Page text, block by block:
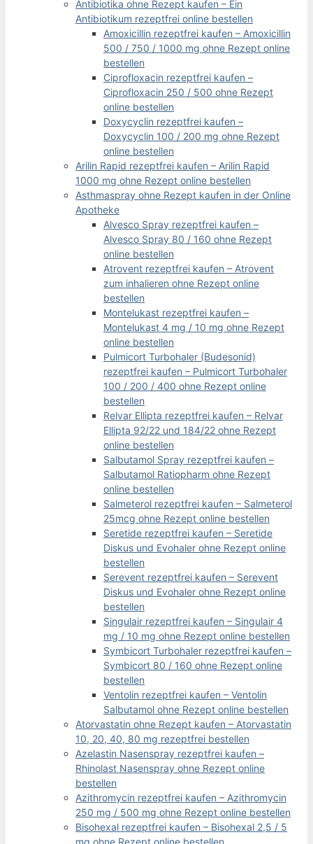
Antibiotika ohne Rezept kaufen – Ein
Antibiotikum rezeptfrei online bestellen
Amoxicillin rezeptfrei kaufen – Amoxicillin
500 / 750 / 1000 mg ohne Rezept online
bestellen
Ciprofloxacin rezeptfrei kaufen –
Ciprofloxacin 250 / 500 ohne Rezept
online bestellen
Doxycyclin rezeptfrei kaufen –
Doxycyclin 100 / 200 mg ohne Rezept
online bestellen
Arilin Rapid rezeptfrei kaufen – Arilin Rapid
1000 mg ohne Rezept online bestellen
Asthmaspray ohne Rezept kaufen in der Online
Apotheke
Alvesco Spray rezeptfrei kaufen –
Alvesco Spray 80 / 160 ohne Rezept
online bestellen
Atrovent rezeptfrei kaufen – Atrovent
zum inhalieren ohne Rezept online
bestellen
Montelukast rezeptfrei kaufen –
Montelukast 4 mg / 10 mg ohne Rezept
online bestellen
Pulmicort Turbohaler (Budesonid)
rezeptfrei kaufen – Pulmicort Turbohaler
100 / 200 / 400 ohne Rezept online
bestellen
Relvar Ellipta rezeptfrei kaufen – Relvar
Ellipta 92/22 und 184/22 ohne Rezept
online bestellen
Salbutamol Spray rezeptfrei kaufen –
Salbutamol Ratiopharm ohne Rezept
online bestellen
Salmeterol rezeptfrei kaufen – Salmeterol
25mcg ohne Rezept online bestellen
Seretide rezeptfrei kaufen – Seretide
Diskus und Evohaler ohne Rezept online
bestellen
Serevent rezeptfrei kaufen – Serevent
Diskus und Evohaler ohne Rezept online
bestellen
Singulair rezeptfrei kaufen – Singulair 4
mg / 10 mg ohne Rezept online bestellen
Symbicort Turbohaler rezeptfrei kaufen –
Symbicort 80 / 160 ohne Rezept online
bestellen
Ventolin rezeptfrei kaufen – Ventolin
Salbutamol ohne Rezept online bestellen
Atorvastatin ohne Rezept kaufen – Atorvastatin
10, 20, 40, 80 mg rezeptfrei bestellen
Azelastin Nasenspray rezeptfrei kaufen –
Rhinolast Nasenspray ohne Rezept online
bestellen
Azithromycin rezeptfrei kaufen – Azithromycin
250 mg / 500 mg ohne Rezept online bestellen
Bisohexal rezeptfrei kaufen – Bisohexal 2,5 / 5
mg ohne Rezept online bestellen